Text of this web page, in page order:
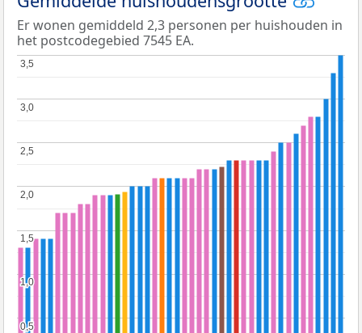
Er wonen gemiddeld 2,3 personen per huishouden in
het postcodegebied 7545 EA.
0,5
0,5
1,0
1,0
1,5
1,5
2,0
2,0
2,5
2,5
3,0
3,0
3,5
3,5